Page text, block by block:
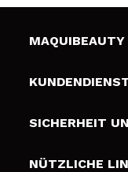
MAQUIBEAUTY
Über uns
Liefer- und
Zahlung
SICHERHEIT
Bedingungen
NÜTZLICHE